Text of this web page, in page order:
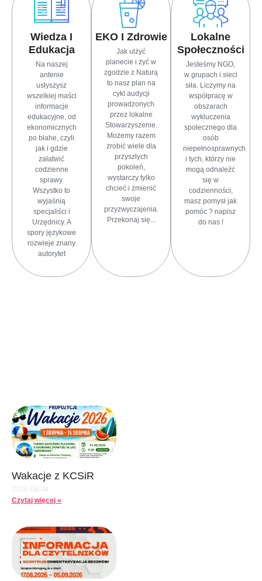
Wiedza I
Edukacja
Na naszej
antenie
usłyszysz
wszelkiej maści
informacje
edukacyjne, od
ekonomicznych
po błahe, czyli
jak i gdzie
załatwić
codzienne
sprawy.
Wszystko to
wyjaśnią
specjaliści i
Urzędnicy. A
spory językowe
rozwieje znany
autorytet
EKO I Zdrowie
Jak ulżyć
planecie i żyć w
zgodzie z Naturą
to nasz plan na
cykl audycji
prowadzonych
przez lokalne
Stowarzyszenie.
Możemy razem
zrobić wiele dla
przyszłych
pokoleń,
wystarczy tylko
chcieć i zmienić
swoje
przyzwyczajenia.
Przekonaj się...
Lokalne
Społeczności
Jesteśmy NGO,
w grupach i sieci
siła. Liczymy na
współpracę w
obszarach
wykluczenia
społecznego dla
osób
niepełnosprawnych
i tych, którzy nie
mogą odnaleźć
się w
codzienności,
masz pomysł jak
pomóc ? napisz
do nas !
Wakacje z KCSiR
2026-08-04
Czytaj więcej »